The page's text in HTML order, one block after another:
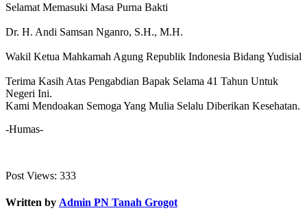
Selamat Memasuki Masa Purna Bakti
Dr. H. Andi Samsan Nganro, S.H., M.H.
Wakil Ketua Mahkamah Agung Republik Indonesia Bidang Yudisial
Terima Kasih Atas Pengabdian Bapak Selama 41 Tahun Untuk
Negeri Ini.
Kami Mendoakan Semoga Yang Mulia Selalu Diberikan Kesehatan.
-Humas-
Post Views: 333
Written by Admin PN Tanah Grogot